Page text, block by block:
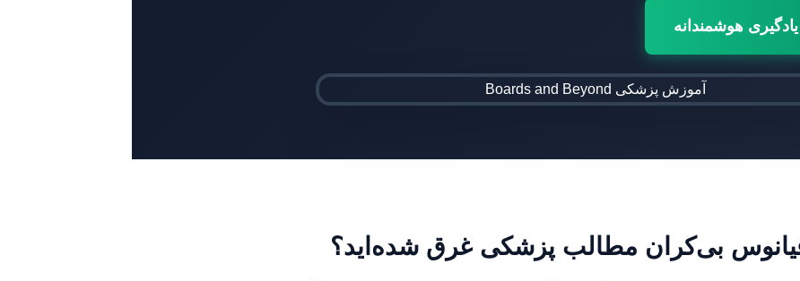
هوشمندانه
اقیانوس بی‌کران مطالب پزشکی غرق شده‌اید؟